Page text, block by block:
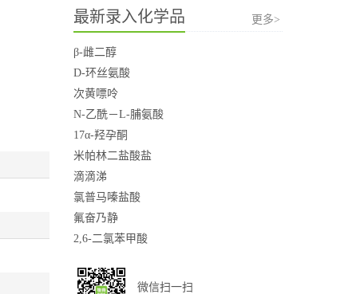
最新录入化学品 更多>
β-雌二醇
D-环丝氨酸
次黄嘌呤
N-乙酰－L-脯氨酸
17α-羟孕酮
米帕林二盐酸盐
滴滴涕
氯普马嗪盐酸
氟奋乃静
2,6-二氯苯甲酸
微信扫一扫